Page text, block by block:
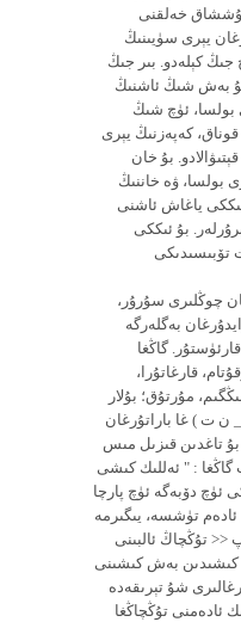
ئۇششاق خەلقنى
يېرى سۈيىنىڭ
كېلەدو. بىر جىڭ
بۇ بەش شىڭ ئاشنىڭ
بولسا، ئۈچ شىڭ
كەپەزنىڭ يېرى
بۇ خان
بولسا، ۋە خاننىڭ
ياغاش ئاشنى
بۇ ئىككى
تۆبىسىدىكى
چوڭلىرى سۇرۇر،
بەگلەرگە
گاڭغا
قارغاتۇرا،
مۇرتۇق؛ بۇلار
ن ت ) غا باراتۇرغان
بۇ تاغدىن قىزىل مىس
گاڭغا : " ئەللىك كىشى
دۆبەگە ئۈچ پارچا
تۈشسە، يىگىرمە
<< تۇڭچاڭ ئالبىنى
كىشىدىن بەش كىشىنى
شۇ تېرىقەدە
ئادەمنى تۇڭچاڭغا